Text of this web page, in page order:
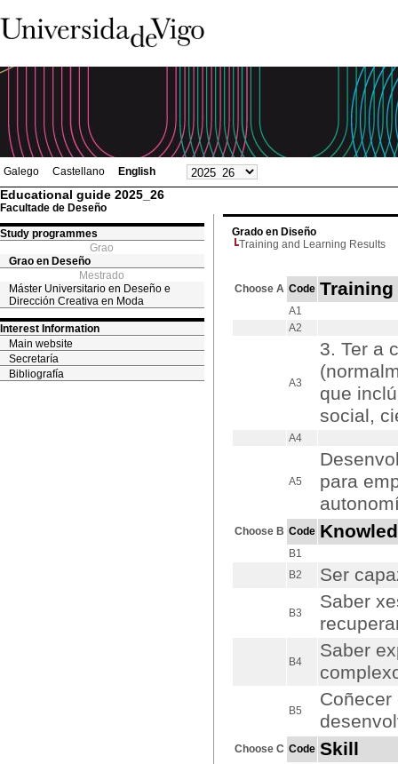
Galego Castellano English
Educational guide 2025_26
Facultade de Deseño
Study programmes
Grao
Grao en Deseño
Mestrado
Máster Universitario en Deseño e
Dirección Creativa en Moda
Interest Information
Main website
Secretaría
Bibliografía
Grado en Diseño
Training and Learning Results
Choose A Code
A1
A2
A3
3. Ter a
que
social,
A4
A5
para
Choose B Code
B1
B2
Ser
B3
Saber
B4
Saber
B5
Choose C Code Skill